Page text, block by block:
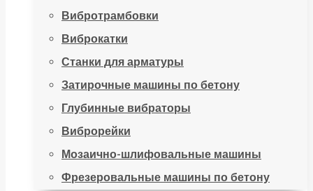
Вибротрамбовки
Виброкатки
Станки для арматуры
Затирочные машины по бетону
Глубинные вибраторы
Виброрейки
Мозаично-шлифовальные машины
Фрезеровальные машины по бетону